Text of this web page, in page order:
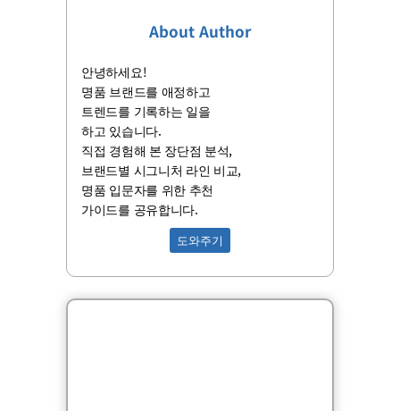
About Author
안녕하세요!
명품 브랜드를 애정하고
트렌드를 기록하는 일을
하고 있습니다.
직접 경험해 본 장단점 분석,
브랜드별 시그니처 라인 비교,
명품 입문자를 위한 추천
가이드를 공유합니다.
도와주기